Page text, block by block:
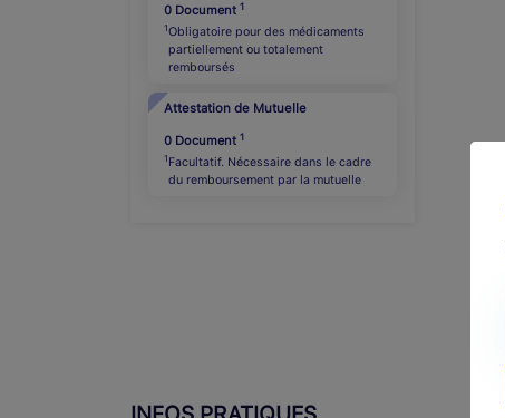
0Document 1
1Obligatoire pour des médicaments
partiellement ou totalement
remboursés
Attestation de Mutuelle
0Document 1
1 Facultatif. Nécessaire dans le cadre
du remboursement par la mutuelle